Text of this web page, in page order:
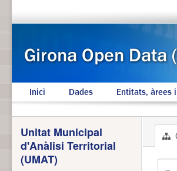
Inici Dades Entitats, àrees
Unitat Municipal
d'Anàlisi Territorial
(UMAT)